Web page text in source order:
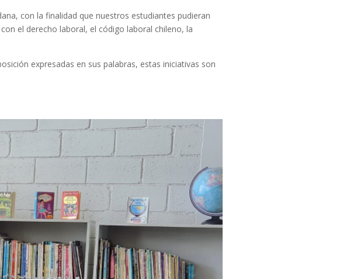
con la finalidad que nuestros estudiantes pudieran
el derecho laboral, el código laboral chileno, la
expresadas en sus palabras, estas iniciativas son